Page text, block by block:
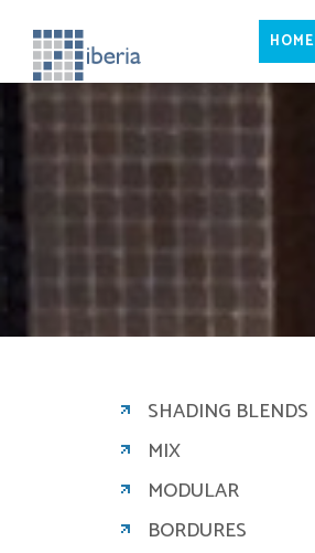
HOME
SHADING BLENDS
MIX
MODULAR
BORDURES